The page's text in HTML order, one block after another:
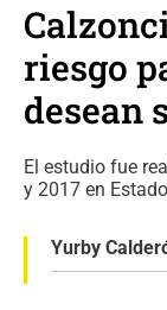
riesgo
desean
El estudio fue
y 2017 en
Yurby